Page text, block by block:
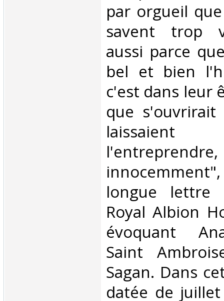
par orgueil
savent trop
aussi parce
bel et bien
c'est dans leur
que
laissaient
longue
Royal Albion
évoquant
Saint
Sagan. Dans
datée de